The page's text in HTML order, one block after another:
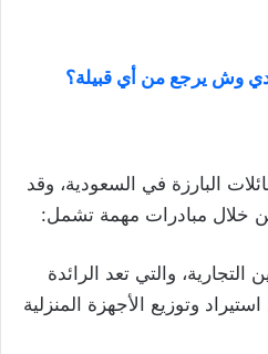
وش يرجع من أي قبيلة؟
البارزة في السعودية، وقد
خلال مبادرات مهمة تشمل:
والتي تعد الرائدة
وتوزيع الأجهزة المنزلية